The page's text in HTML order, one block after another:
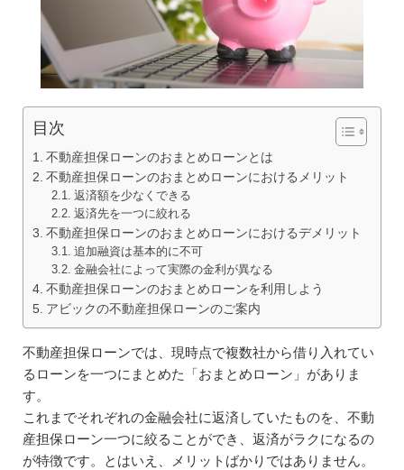
目次
不動産担保ローンのおまとめローンとは
不動産担保ローンのおまとめローンにおけるメリット
返済額を少なくできる
返済先を一つに絞れる
不動産担保ローンのおまとめローンにおけるデメリット
追加融資は基本的に不可
金融会社によって実際の金利が異なる
不動産担保ローンのおまとめローンを利用しよう
アビックの不動産担保ローンのご案内
不動産担保ローンでは、現時点で複数社から借り入れてい
るローンを一つにまとめた「おまとめローン」がありま
す。
これまでそれぞれの金融会社に返済していたものを、不動
産担保ローン一つに絞ることができ、返済がラクになるの
が特徴です。とはいえ、メリットばかりではありません。